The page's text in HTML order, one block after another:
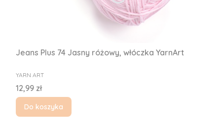
Jeans Plus 74 Jasny różowy, włóczka YarnArt
PRODUCENT
YARN ART
Cena
12,99 zł
Do koszyka